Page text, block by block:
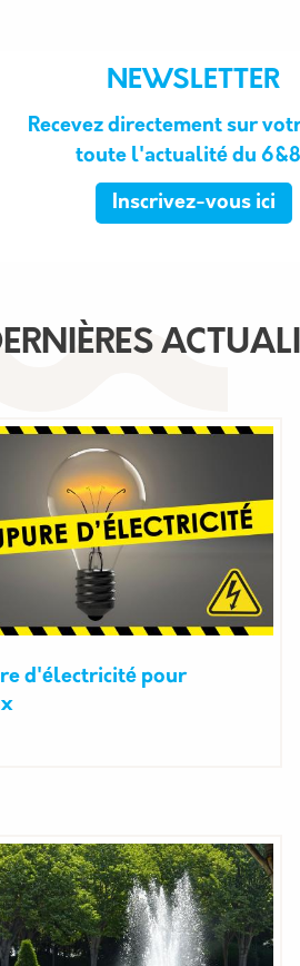
NEWSLETTER
Recevez directement sur
toute l'actualité du
Inscrivez-vous ici
d'électricité pour